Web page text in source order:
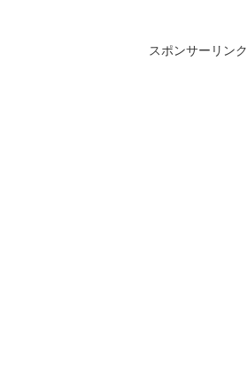
スポンサーリンク